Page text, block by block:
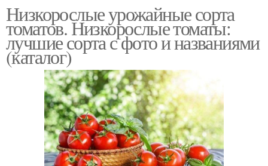
Новые сорта Крупноплодные сорта
Элитные сорта Ремонтантные сорта
Ранние сорта Поздние сорта
Низкорослые урожайные сорта
томатов. Низкорослые томаты:
лучшие сорта с фото и названиями
(каталог)